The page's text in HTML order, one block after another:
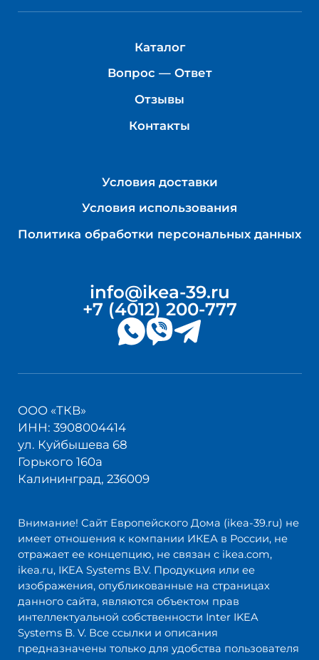
Каталог
Вопрос — Ответ
Отзывы
Контакты
Условия доставки
Условия использования
Политика обработки персональных данных
info@ikea-39.ru
+7 (4012) 200-777
ООО «ТКВ»
ИНН: 3908004414
ул. Куйбышева 68
Горького 160а
Калининград, 236009
Внимание! Сайт Европейского Дома (ikea-39.ru) не
имеет отношения к компании ИКЕА в России, не
отражает ее концепцию, не связан с ikea.com,
ikea.ru, IKEA Systems B.V. Продукция или ее
изображения, опубликованные на страницах
данного сайта, являются объектом прав
интеллектуальной собственности Inter IKEA
Systems B. V. Все ссылки и описания
предназначены только для удобства пользователя